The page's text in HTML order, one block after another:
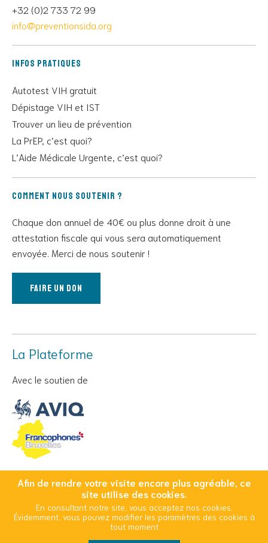
+32 (0)2 733 72 99
info@preventionsida.org
Infos pratiques
Autotest VIH gratuit
Dépistage VIH et IST
Trouver un lieu de prévention
La PrEP, c’est quoi?
L’Aide Médicale Urgente, c’est quoi?
Comment nous soutenir ?
Chaque don annuel de 40€ ou plus donne droit à une
attestation fiscale qui vous sera automatiquement
envoyée. Merci de nous soutenir !
Faire un don
La Plateforme
Avec le soutien de
© Copyright 2026 Cool And Safe - Tous droits réservés
Conditions Générales d’Utilisation
Mentions légales
Politique d’utilisation des cookies
Afin de rendre votre visite encore plus agréable, ce
site utilise des cookies.
En consultant notre site, vous acceptez nos cookies.
Évidemment, vous pouvez modifier les paramètres des cookies à
tout moment